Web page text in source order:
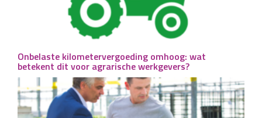
Onbelaste kilometervergoeding omhoog: wat
betekent dit voor agrarische werkgevers?